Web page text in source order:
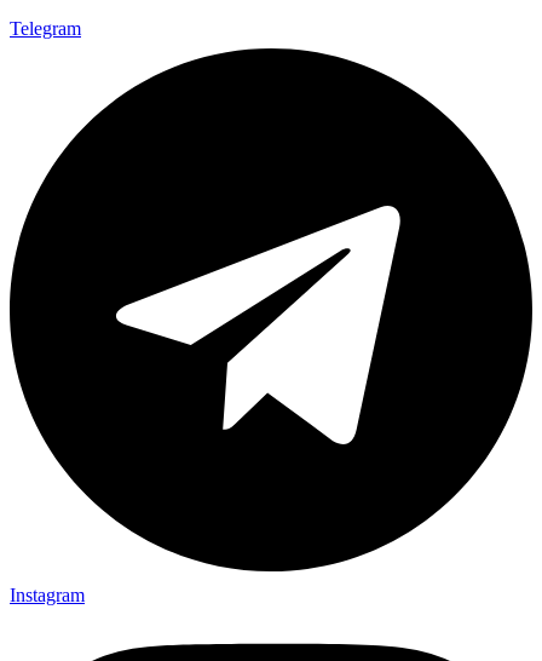
Telegram
Instagram